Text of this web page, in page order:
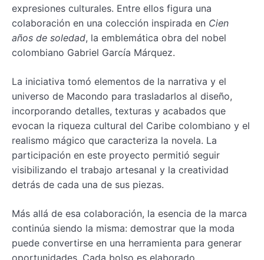
expresiones culturales. Entre ellos figura una
colaboración en una colección inspirada en Cien
años de soledad, la emblemática obra del nobel
colombiano Gabriel García Márquez.
La iniciativa tomó elementos de la narrativa y el
universo de Macondo para trasladarlos al diseño,
incorporando detalles, texturas y acabados que
evocan la riqueza cultural del Caribe colombiano y el
realismo mágico que caracteriza la novela. La
participación en este proyecto permitió seguir
visibilizando el trabajo artesanal y la creatividad
detrás de cada una de sus piezas.
Más allá de esa colaboración, la esencia de la marca
continúa siendo la misma: demostrar que la moda
puede convertirse en una herramienta para generar
oportunidades. Cada bolso es elaborado